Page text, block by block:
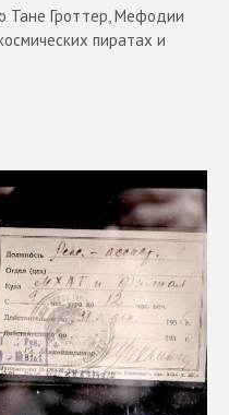
Тане Гроттер, Мефодии
пиратах и